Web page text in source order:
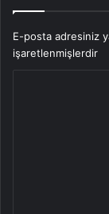
E-posta adresiniz
işaretlenmişlerdir